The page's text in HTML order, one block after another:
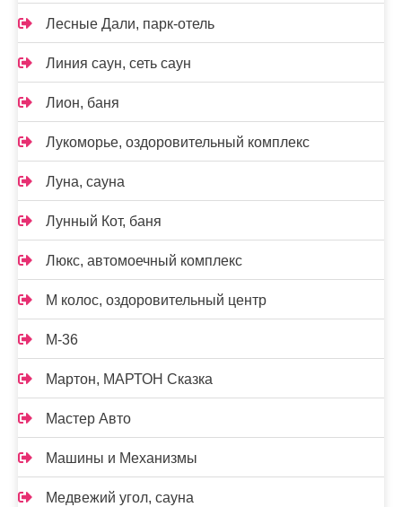
Лесные Дали, парк-отель
Линия саун, сеть саун
Лион, баня
Лукоморье, оздоровительный комплекс
Луна, сауна
Лунный Кот, баня
Люкс, автомоечный комплекс
М колос, оздоровительный центр
М-36
Мартон, МАРТОН Сказка
Мастер Авто
Машины и Механизмы
Медвежий угол, сауна